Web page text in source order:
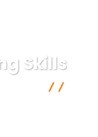
Skills